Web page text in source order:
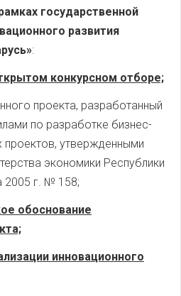
государственной
развития
:
конкурсном отборе;
проекта, разработанный
по разработке бизнес-
проектов, утвержденными
экономики Республики
2005 г. № 158;
обоснование
инновационного